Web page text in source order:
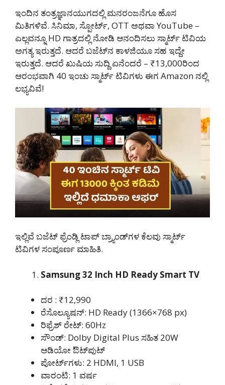
ಇಂದಿನ ತಂತ್ರಜ್ಞಾನಯುಗದಲ್ಲಿ ಮನರಂಜನೆಗೂ ಹೊಸ
ಮಿತಿಗಳಿವೆ. ಸಿನಿಮಾ, ಸ್ಪೋರ್ಟ್, OTT ಅಥವಾ YouTube –
ಎಲ್ಲವನ್ನೂ HD ಗಾತ್ರದಲ್ಲಿ ನೋಡಿ ಆನಂದಿಸಲು ಸ್ಮಾರ್ಟ್ ಟಿವಿಯ
ಅಗತ್ಯ ಇರುತ್ತದೆ. ಆದರೆ ಬಜೆಟ್‌ನ ಕಾಳಜಿಯೂ ಸಹ ಇದ್ದೇ
ಇರುತ್ತದೆ. ಆದರೆ ಖುಷಿಯ ಸುದ್ದಿ ಏನೆಂದರೆ – ₹13,000ರಿಂದ
ಆರಂಭವಾಗಿ 40 ಇಂಚು ಸ್ಮಾರ್ಟ್ ಟಿವಿಗಳು ಈಗ Amazon ನಲ್ಲಿ
ಲಭ್ಯವಿವೆ!
ಇಲ್ಲಿವೆ ಬಜೆಟ್‌ ಫ್ರೆಂಡ್ಲಿ ಟಾಪ್ ಬ್ರ್ಯಾಂಡ್‌ಗಳ ಕೆಲವು ಸ್ಮಾರ್ಟ್
ಟಿವಿಗಳ ಸಂಪೂರ್ಣ ಮಾಹಿತಿ.
Samsung 32 Inch HD Ready Smart TV
ದರ : ₹12,990
ರೆಸೊಲ್ಯೂಷನ್: HD Ready (1366×768 px)
ರಿಫ್ರೆಶ್ ರೇಟ್: 60Hz
ಸೌಂಡ್: Dolby Digital Plus ಸಹಿತ 20W
ಆಡಿಯೋ ಔಟ್‌ಪುಟ್
ಪೋರ್ಟ್‌ಗಳು: 2 HDMI, 1 USB
ವಾರಂಟಿ: 1 ವರ್ಷ